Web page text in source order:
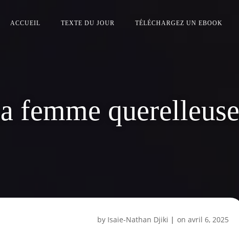
ACCUEIL TEXTE DU JOUR TÉLÉCHARGEZ UN EBOOK
femme querelleuse
by Isaie-Nathan Djiki | on avril 6, 2025